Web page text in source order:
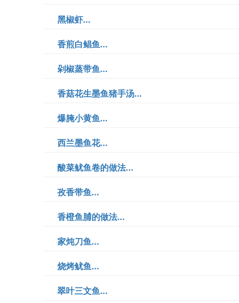
黑椒虾...
香煎白鲳鱼...
剁椒蒸带鱼...
香菇花生墨鱼猪手汤...
爆腌小黄鱼...
西兰墨鱼花...
酸菜鱿鱼卷的做法...
孜香带鱼...
香橙鱼脯的做法...
家炖刀鱼...
烧烤鱿鱼...
翠叶三文鱼...